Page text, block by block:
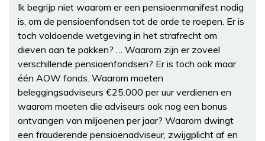
Ik begrijp niet waarom er een pensioenmanifest nodig
is, om de pensioenfondsen tot de orde te roepen. Er is
toch voldoende wetgeving in het strafrecht om
dieven aan te pakken? … Waarom zijn er zoveel
verschillende pensioenfondsen? Er is toch ook maar
één AOW fonds. Waarom moeten
beleggingsadviseurs €25.000 per uur verdienen en
waarom moeten die adviseurs ook nog een bonus
ontvangen van miljoenen per jaar? Waarom dwingt
een frauderende pensioenadviseur, zwijgplicht af en